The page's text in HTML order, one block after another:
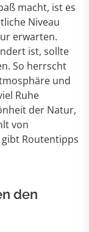
macht, ist es
Niveau
erwarten.
ist, sollte
So herrscht
und
Ruhe
der Natur,
von
Routentipps
den